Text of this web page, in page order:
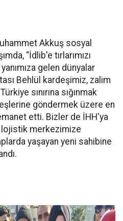
Akkuş sosyal
“İdlib'e tırlarımızı
gelen dünyalar
Behlül kardeşimiz, zalim
sınırına sığınmak
göndermek üzere en
etti. Bizler de İHH'ya
lojistik merkezimize
yaşayan yeni sahibine